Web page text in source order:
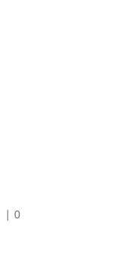
| 0